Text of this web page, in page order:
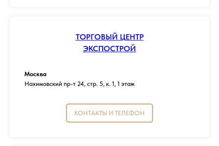
ТОРГОВЫЙ ЦЕНТР
ЭКСПОСТРОЙ
Москва
Нахимовский пр-т 24, стр. 5, к. 1, 1 этаж
КОНТАКТЫ И ТЕЛЕФОН